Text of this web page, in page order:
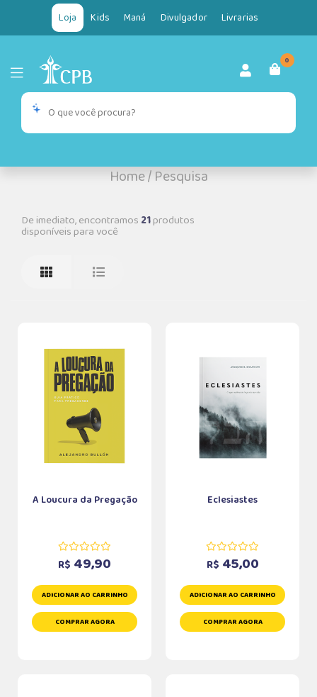
Loja Kids Maná Divulgador Livrarias
0
Home/Pesquisa
De imediato, encontramos 21produtos
disponíveis para você
A Loucura da Pregação
R$ 49,90
ADICIONAR AO CARRINHO
COMPRAR AGORA
Eclesiastes
R$ 45,00
ADICIONAR AO CARRINHO
COMPRAR AGORA